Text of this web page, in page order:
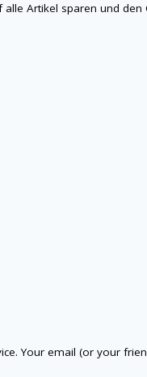
Artikel sparen und
Your email (or your